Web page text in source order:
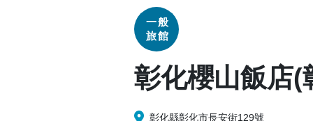
一般
旅館
彰化櫻山飯店(
彰化縣彰化市長安街129號